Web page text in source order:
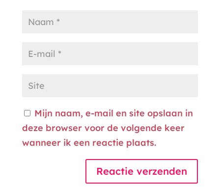
Mijn naam, e-mail en site opslaan in
deze browser voor de volgende keer
wanneer ik een reactie plaats.